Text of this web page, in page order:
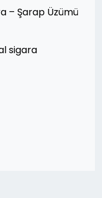
– Şarap Üzümü
sigara